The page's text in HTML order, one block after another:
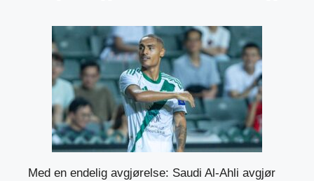
Med en endelig avgjørelse: Saudi Al-Ahli avgjør